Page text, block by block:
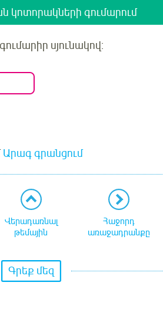
կոտորակների գումարում
սյունակով:
Արագ գրանցում
Վերադառնալ
թեմային
Հաջորդ
առաջադրանքը
Գրեք մեզ